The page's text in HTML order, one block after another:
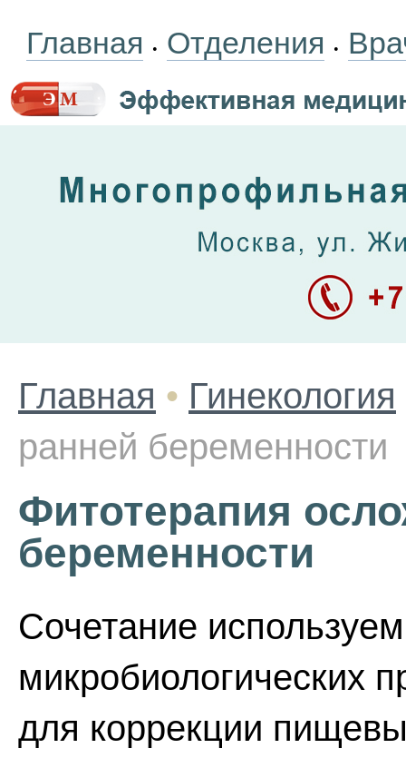
Главная • Отделения •
Главная • Гинекология
ранней беременности
Фитотерапия
беременности
Сочетание
микробиологических
для коррекции